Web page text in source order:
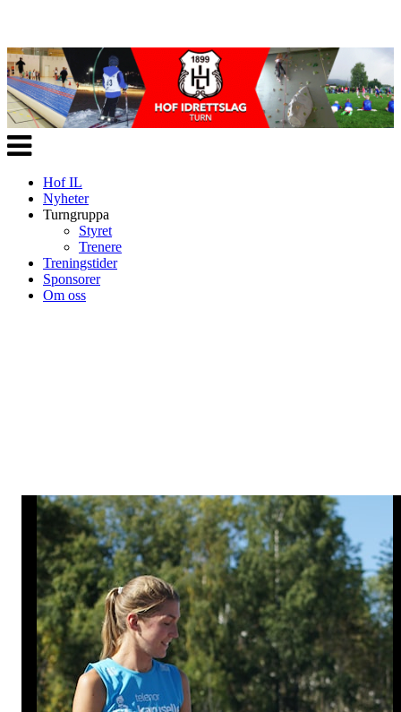
Veksle
navigasjon
Hof IL
Nyheter
Turngruppa
Styret
Trenere
Treningstider
Sponsorer
Om oss